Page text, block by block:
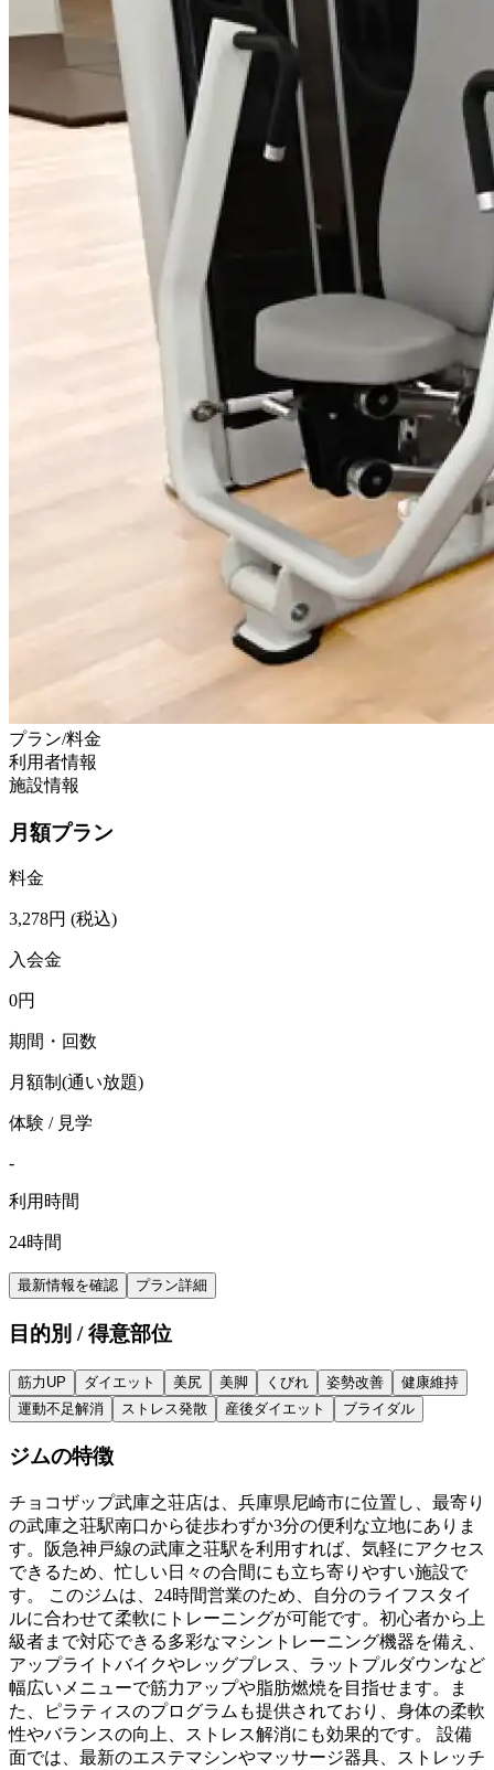
プラン/料金
利用者情報
施設情報
月額プラン
料金
3,278円 (税込)
入会金
0円
期間・回数
月額制(通い放題)
体験 / 見学
-
利用時間
24時間
最新情報を確認 プラン詳細
目的別 / 得意部位
筋力UP ダイエット 美尻 美脚 くびれ 姿勢改善
健康維持
運動不足解消
ストレス発散 産後ダイエット ブライダル
ジムの特徴
チョコザップ武庫之荘店は、兵庫県尼崎市に位置し、最寄り
の武庫之荘駅南口から徒歩わずか3分の便利な立地にありま
す。阪急神戸線の武庫之荘駅を利用すれば、気軽にアクセス
できるため、忙しい日々の合間にも立ち寄りやすい施設で
す。 このジムは、24時間営業のため、自分のライフスタイ
ルに合わせて柔軟にトレーニングが可能です。初心者から上
級者まで対応できる多彩なマシントレーニング機器を備え、
アップライトバイクやレッグプレス、ラットプルダウンなど
幅広いメニューで筋力アップや脂肪燃焼を目指せます。ま
た、ピラティスのプログラムも提供されており、身体の柔軟
性やバランスの向上、ストレス解消にも効果的です。 設備
面では、最新のエステマシンやマッサージ器具、ストレッチ